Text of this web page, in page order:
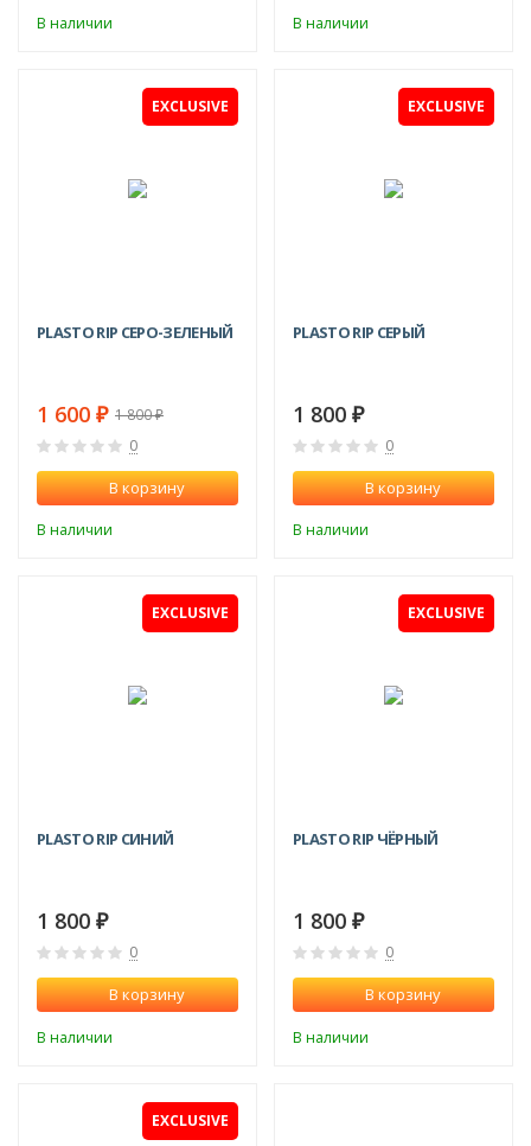
В наличии В наличии
EXCLUSIVE
PLASTO RIP СЕРО-ЗЕЛЕНЫЙ
1 600 ₽ 1 800₽
0
В корзину
В наличии
EXCLUSIVE
PLASTO RIP СЕРЫЙ
1 800 ₽
0
В корзину
В наличии
EXCLUSIVE
PLASTO RIP СИНИЙ
1 800 ₽
0
В корзину
В наличии
EXCLUSIVE
PLASTO RIP ЧЁРНЫЙ
1 800 ₽
0
В корзину
В наличии
EXCLUSIVE